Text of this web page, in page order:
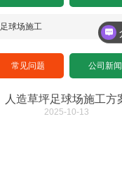
足球场施工
常见问题 公司新闻
人造草坪足球场施工方
2025-10-13
沥青基础
设计图纸下
水泥基础
招标文件下
施工案例
沥青基础要
悬浮拼装
水泥基础要
塑胶球场
施工案例
塑胶场地
中标公示